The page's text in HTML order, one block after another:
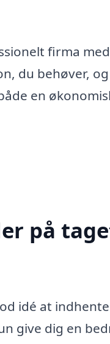
firma med
du behøver, og
en
på
idé at indhente
give dig en